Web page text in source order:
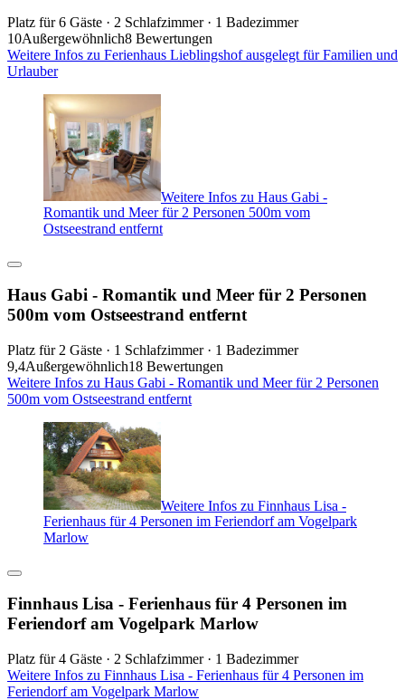
Platz für 6 Gäste · 2 Schlafzimmer · 1 Badezimmer
10Außergewöhnlich8 Bewertungen
Weitere Infos zu Ferienhaus Lieblingshof ausgelegt für Familien und
Urlauber
Weitere Infos zu Haus Gabi -
Romantik und Meer für 2 Personen 500m vom
Ostseestrand entfernt
Haus Gabi - Romantik und Meer für 2 Personen
500m vom Ostseestrand entfernt
Platz für 2 Gäste · 1 Schlafzimmer · 1 Badezimmer
9,4Außergewöhnlich18 Bewertungen
Weitere Infos zu Haus Gabi - Romantik und Meer für 2 Personen
500m vom Ostseestrand entfernt
Weitere Infos zu Finnhaus Lisa -
Ferienhaus für 4 Personen im Feriendorf am Vogelpark
Marlow
Finnhaus Lisa - Ferienhaus für 4 Personen im
Feriendorf am Vogelpark Marlow
Platz für 4 Gäste · 2 Schlafzimmer · 1 Badezimmer
Weitere Infos zu Finnhaus Lisa - Ferienhaus für 4 Personen im
Feriendorf am Vogelpark Marlow